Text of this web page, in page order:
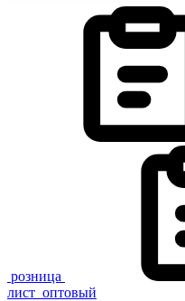
розница
лист оптовый